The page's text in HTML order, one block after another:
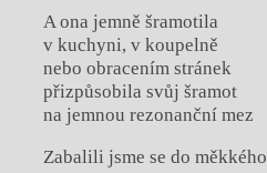
A ona jemně šramotila
v kuchyni, v koupelně
nebo obracením stránek
přizpůsobila svůj šramot
na jemnou rezonanční mez
Zabalili jsme se do měkkého